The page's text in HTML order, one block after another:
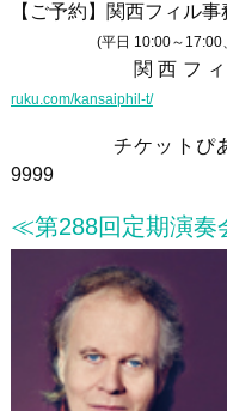
【ご予約】関西フィル
(平日 10:00～17:00、土
関西フィ
ruku.com/kansaiphil-t/
チケットぴ
9999
≪第288回定期演